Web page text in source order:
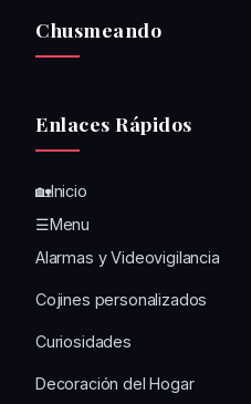
Chusmeando
Enlaces Rápidos
🏡Inicio
☰Menu
Alarmas y Videovigilancia
Cojines personalizados
Curiosidades
Decoración del Hogar